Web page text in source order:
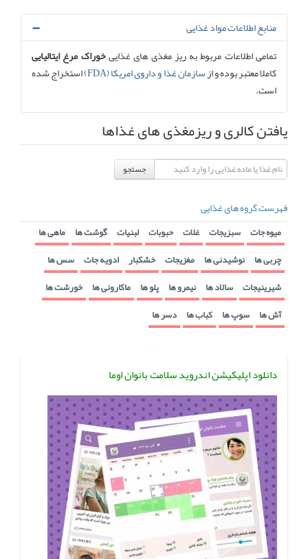
منابع اطلاعات مواد غذایی
تمامی اطلاعات مربوط به ریز مغذی های غذاییخوراک مرغ ایتالیایی
کاملا معتبر بوده و ازسازمان غذا و داروی امریکا (FDA)
استخراج شده
است.
یافتن کالری و ریزمغذی های غذاها
جستجو
فهرست گروه های غذایی
میوه جات سبزیجات غلات حبوبات لبنیات گوشت ها ماهی ها
چربی ها نوشیدنی ها مغزیجات خشکبار ادویه جات سس ها
شیرینیجات سالاد ها نیمرو ها پلو ها ماکارونی ها خورشت ها
آش ها سوپ ها کباب ها دسر ها
دانلود اپلیکیشن اندروید سلامت بانوان اوما